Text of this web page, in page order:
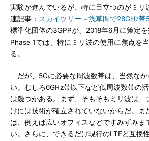
実験が進んでいるが、特に目立つのがミリ
連記事： スカイツリー～浅草間で28GHz帯
標準化団体の3GPPが、2018年6月に策定
Phase 1では、特にミリ波の使用に焦点を
る。
だが、5Gに必要な周波数帯は、当然なが
い。むしろ6GHz帯以下など低周波数帯の
は幾つかある。まず、そもそもミリ波は、
けには技術が確立されていないからだ。ま
は、例えば広いオフィスなどですみずみま
い。さらに、できるだけ現行のLTEと互換